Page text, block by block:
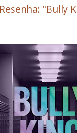
Resenha: "Bully